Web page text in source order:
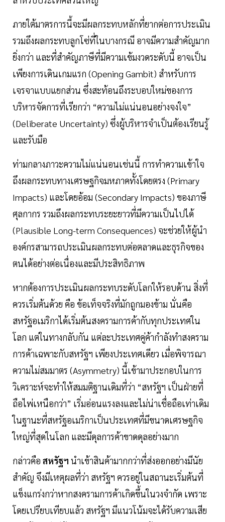
ภายใต้มาตรการนี้จะมีผลกระทบหลักที่ยากต่อการประเมิน
รวมถึงผลกระทบลูกโซ่ที่ในบางกรณี อาจมีความสำคัญมาก
ยิ่งกว่า และที่สำคัญภาษีที่มีความเข้มงวดระดับนี้ อาจเป็น
เพียงการเดินเกมแรก (Opening Gambit) สำหรับการ
เจรจาแบบแยกส่วน ซึ่งสะท้อนถึงระบอบใหม่ของการ
บริหารจัดการที่เรียกว่า “ความไม่แน่นอนอย่างจงใจ”
(Deliberate Uncertainty) ซึ่งผู้บริหารจำเป็นต้องเรียนรู้
และรับมือ
ท่ามกลางภาวะความไม่แน่นอนเช่นนี้ การทำความเข้าใจ
ถึงผลกระทบทางเศรษฐกิจมหภาคทั้งโดยตรง (Primary
Impacts) และโดยอ้อม (Secondary Impacts) ของภาษี
ศุลกากร รวมถึงผลกระทบระยะยาวที่มีความเป็นไปได้
(Plausible Long-term Consequences) จะช่วยให้ผู้นำ
องค์กรสามารถประเมินผลกระทบต่อตลาดและธุรกิจของ
ตนได้อย่างต่อเนื่องและมีประสิทธิภาพ
หากต้องการประเมินผลกระทบระดับโลกให้รอบด้าน สิ่งที่
ควรเริ่มต้นด้วย คือ ข้อเท็จจริงที่มักถูกมองข้าม นั่นคือ
สหรัฐอเมริกาได้เริ่มต้นสงครามการค้ากับทุกประเทศใน
โลก แต่ในทางกลับกัน แต่ละประเทศคู่ค้ากำลังทำสงคราม
การค้าเฉพาะกับสหรัฐฯ เพียงประเทศเดียว เมื่อพิจารณา
ความไม่สมมาตร (Asymmetry) นี้เข้ามาประกอบในการ
วิเคราะห์จะทำให้สมมติฐานเดิมที่ว่า “สหรัฐฯ เป็นฝ่ายที่
ถือไพ่เหนือกว่า” เริ่มอ่อนแรงลงและไม่น่าเชื่อถือเท่าเดิม
ในฐานะที่สหรัฐอเมริกาเป็นประเทศที่มีขนาดเศรษฐกิจ
ใหญ่ที่สุดในโลก และมีดุลการค้าขาดดุลอย่างมาก
กล่าวคือ สหรัฐฯ นำเข้าสินค้ามากกว่าที่ส่งออกอย่างมีนัย
สำคัญ จึงมีเหตุผลที่ว่า สหรัฐฯ ควรอยู่ในสถานะเริ่มต้นที่
แข็งแกร่งกว่าหากสงครามการค้าเกิดขึ้นในวงจำกัด เพราะ
โดยเปรียบเทียบแล้ว สหรัฐฯ มีแนวโน้มจะได้รับความเสีย